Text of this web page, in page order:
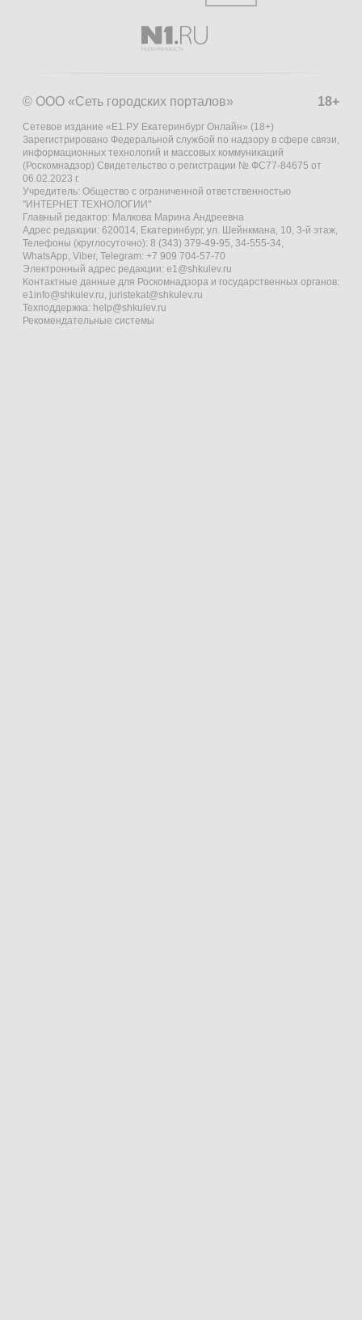
18+
© ООО «Сеть городских порталов»
Сетевое издание «Е1.РУ Екатеринбург Онлайн» (18+)
Зарегистрировано Федеральной службой по надзору в сфере связи,
информационных технологий и массовых коммуникаций
(Роскомнадзор) Свидетельство о регистрации № ФС77-84675 от
06.02.2023 г.
Учредитель: Общество с ограниченной ответственностью
"ИНТЕРНЕТ ТЕХНОЛОГИИ"
Главный редактор: Малкова Марина Андреевна
Адрес редакции: 620014, Екатеринбург, ул. Шейнкмана, 10, 3-й этаж,
Телефоны (круглосуточно): 8 (343) 379-49-95, 34-555-34,
WhatsApp, Viber, Telegram: +7 909 704-57-70
Электронный адрес редакции: e1@shkulev.ru
Контактные данные для Роскомнадзора и государственных органов:
e1info@shkulev.ru, juristekat@shkulev.ru
Техподдержка: help@shkulev.ru
Рекомендательные системы